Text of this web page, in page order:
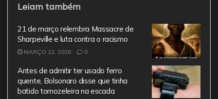
c
e
b
o
o
k
itt
er
ai
l
s
A
p
gr
a
Leiam também
21 de março relembra Massacre de
Sharpeville e luta contra o racismo
MARÇO 22, 2026 0
Antes de admitir ter usado ferro
quente, Bolsonaro disse que tinha
batido tornozeleira na escada